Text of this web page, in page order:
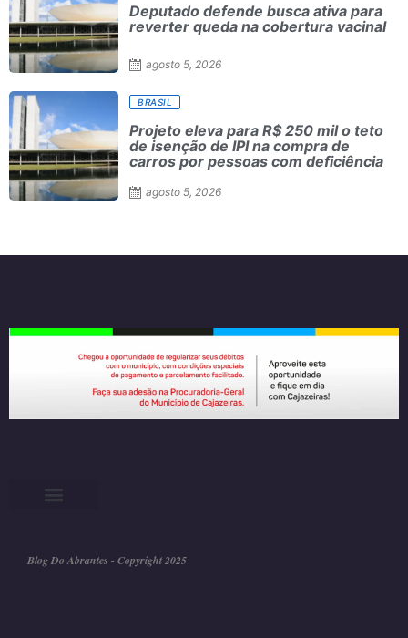
Deputado defende busca ativa para
reverter queda na cobertura vacinal
agosto 5, 2026
BRASIL
Projeto eleva para R$ 250 mil o teto
de isenção de IPI na compra de
carros por pessoas com deficiência
agosto 5, 2026
Blog Do Abrantes - Copyright 2025